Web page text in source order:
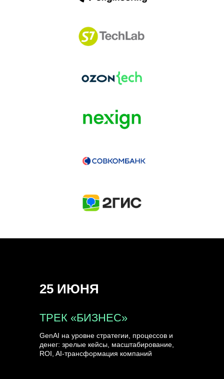
ТРЕК «БИЗНЕС»
GenAI на уровне стратегии, процессов и
денег: зрелые кейсы, масштабирование,
ROI, AI-трансформация компаний
25 ИЮНЯ
CONVERSATIONS